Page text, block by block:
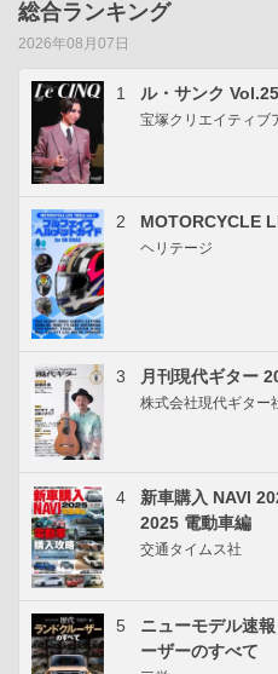
総合ランキング
2026年08月07日
1 ル・サンク
宝塚クリエイティブ
2 MOTORCYCLE
ヘリテージ
3 月刊現代ギター
株式会社現代ギター
4
新車購入 NAVI
2025 電動車編
交通タイムス社
5
ニューモデル速
ーザーのすべて